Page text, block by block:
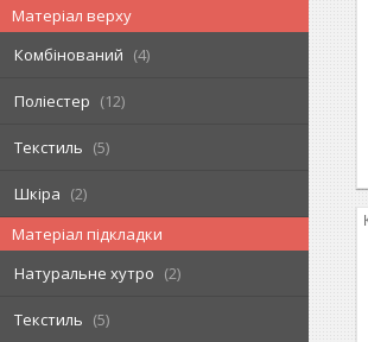
Матеріал верху
Комбінований
4
Поліестер 12
Текстиль 5
Шкіра
2
Матеріал підкладки
Натуральне хутро
2
Текстиль 5